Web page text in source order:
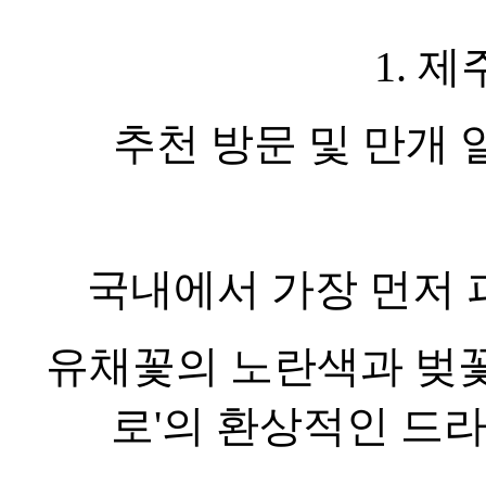
1. 제
추천 방문 및 만개
국내에서 가장 먼저
유채꽃의 노란색과 벚
로'의 환상적인 드